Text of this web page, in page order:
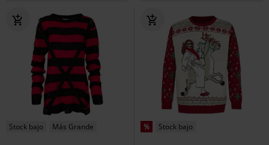
Stock bajo Más Grande % Stock bajo